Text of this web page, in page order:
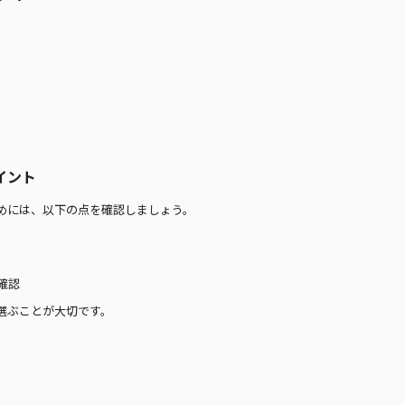
ント
は、以下の点を確認しましょう。
認
ことが大切です。